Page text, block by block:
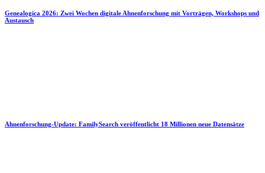
Genealogica 2026: Zwei Wochen digitale Ahnenforschung mit Vorträgen, Workshops und
Austausch
Ahnenforschung-Update: FamilySearch veröffentlicht 18 Millionen neue Datensätze